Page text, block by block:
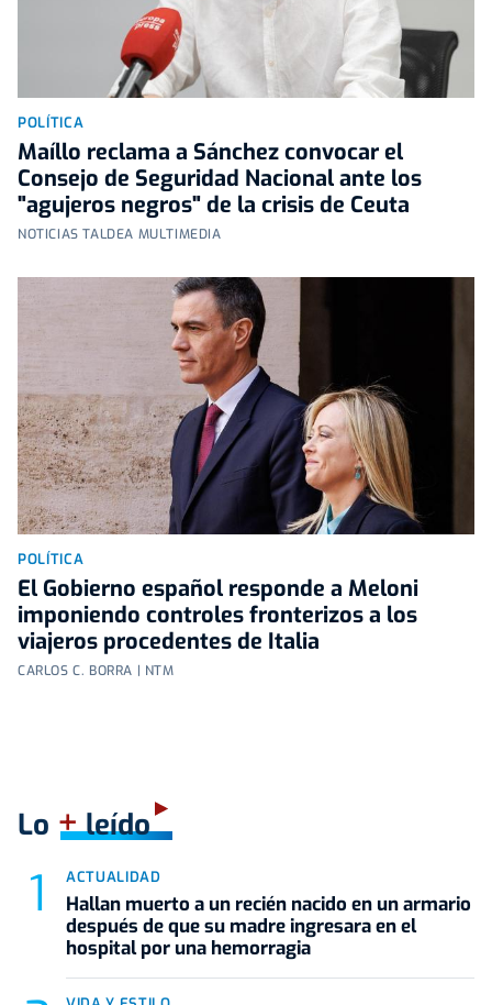
POLÍTICA
Maíllo reclama a Sánchez convocar el
Consejo de Seguridad Nacional ante los
"agujeros negros" de la crisis de Ceuta
NOTICIAS TALDEA MULTIMEDIA
POLÍTICA
El Gobierno español responde a Meloni
imponiendo controles fronterizos a los
viajeros procedentes de Italia
CARLOS C. BORRA | NTM
Lo +leído
ACTUALIDAD
Hallan muerto a un recién nacido en un armario
después de que su madre ingresara en el
hospital por una hemorragia